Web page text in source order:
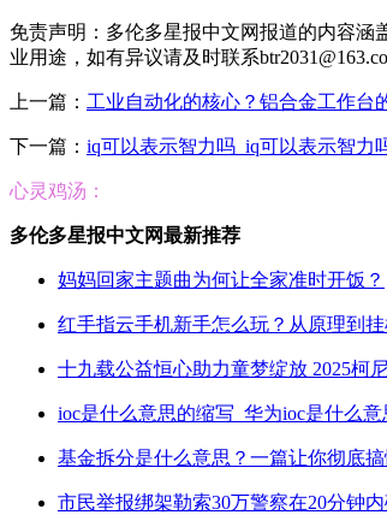
免责声明：多伦多星报中文网报道的内容
业用途，如有异议请及时联系
上一篇： 工业自动化的核心？铝合金工作台
下一篇： iq可以表示智力吗_iq可以表示智力
心灵鸡汤：
多伦多星报中文网最新推荐
妈妈回家主题曲为何让全家准时开饭？
红手指云手机新手怎么玩？从原理到
十九载公益恒心助力童梦绽放 2025柯
ioc是什么意思的缩写_华为ioc是什么意
基金拆分是什么意思？一篇让你彻底
市民举报绑架勒索30万警察在20分钟